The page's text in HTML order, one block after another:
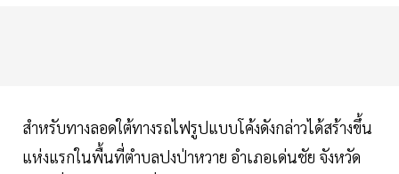
สำหรับทางลอดใต้ทางรถไฟรูปแบบโค้งดังกล่าวได้สร้างขึ้น
แห่งแรกในพื้นที่ตำบลปงป่าหวาย อำเภอเด่นชัย จังหวัด